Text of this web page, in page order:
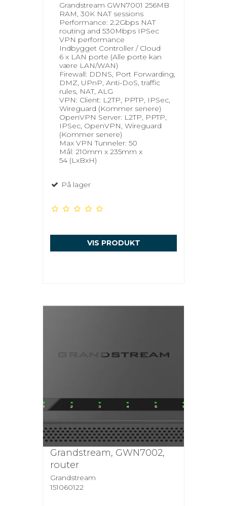
Grandstream GWN7001 256MB
RAM, 30K NAT sessions
Performance: 2.2Gbps NAT
routing and 530Mbps IPSec
VPN performance
Indbygget Controller / Cloud
6 x LAN porte (Alle porte kan
være LAN/WAN)
Firewall: DDNS, Port Forwarding,
DMZ, UPnP, Anti-DoS, traffic
rules, NAT, ALG
VPN: Client: L2TP, PPTP, IPSec,
Wireguard (Kommer senere)
OpenVPN Server: L2TP, PPTP,
IPSec, OpenVPN, Wireguard
(Kommer senere)
Max VPN Tunneler: 50
Mål: 210mm x 235mm x
54 (LxBxH)
På lager
VIS PRODUKT
Grandstream, GWN7002,
router
Grandstream
151060122